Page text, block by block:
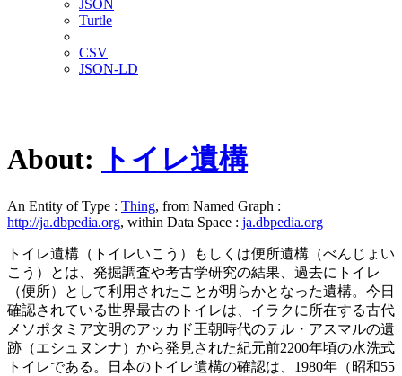
JSON
Turtle
CSV
JSON-LD
About: トイレ遺構
An Entity of Type : Thing, from Named Graph :
http://ja.dbpedia.org, within Data Space : ja.dbpedia.org
トイレ遺構（トイレいこう）もしくは便所遺構（べんじょい
こう）とは、発掘調査や考古学研究の結果、過去にトイレ
（便所）として利用されたことが明らかとなった遺構。今日
確認されている世界最古のトイレは、イラクに所在する古代
メソポタミア文明のアッカド王朝時代のテル・アスマルの遺
跡（エシュヌンナ）から発見された紀元前2200年頃の水洗式
トイレである。日本のトイレ遺構の確認は、1980年（昭和55